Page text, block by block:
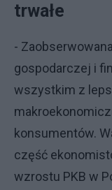
trwałe
-
gospodarczej i
wszystkim z
konsumentów.
część
wzrostu PKB w